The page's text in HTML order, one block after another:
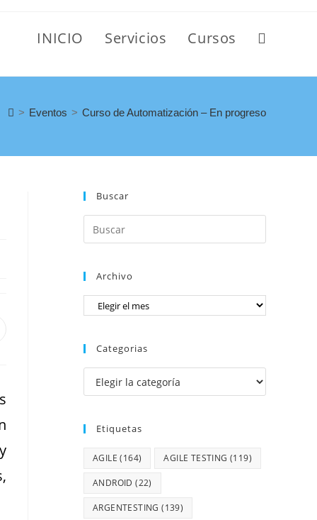
INICIO Servicios Cursos
> Eventos > Curso de Automatización – En progreso
Buscar
Archivo
Categorias
Etiquetas
AGILE (164) AGILE TESTING (119)
ANDROID (22)
ARGENTESTING (139)